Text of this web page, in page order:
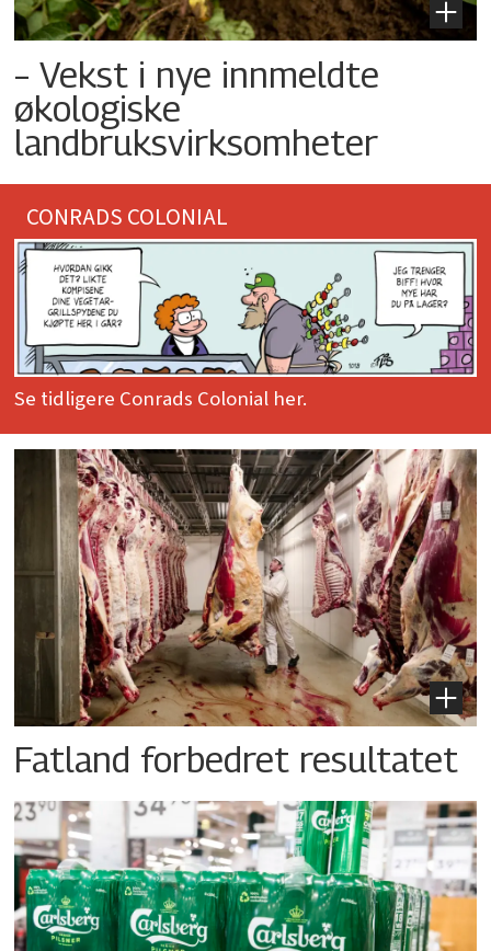
– Vekst i nye innmeldte
økologiske
landbruksvirksomheter
CONRADS COLONIAL
Se tidligere Conrads Colonial her.
Fatland forbedret resultatet